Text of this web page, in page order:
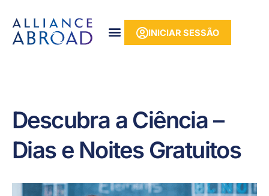
conteúdo
para
INICIAR SESSÃO
Descubra a Ciência –
Dias e Noites Gratuitos